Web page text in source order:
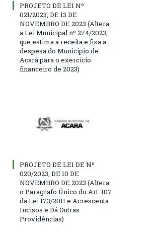
PROJETO DE LEI Nº
021/2023, DE 13 DE
NOVEMBRO DE 2023 (Altera
a Lei Municipal nº 274/2023,
que estima a receita e fixa a
despesa do Município de
Acará para o exercício
financeiro de 2023)
PROJETO DE LEI DE Nº
020/2023, DE 10 DE
NOVEMBRO DE 2023 (Altera
o Paragrafo Único do Art. 107
da Lei 173/2011 e Acrescenta
Incisos e Dá Outras
Providências)